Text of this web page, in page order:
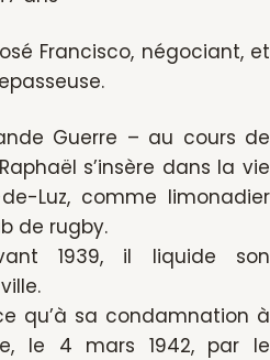
Francisco, négociant, et
Guerre – au cours de
s’insère dans la vie
Luz, comme limonadier
de rugby.
1939, il liquide son
qu’à sa condamnation à
le 4 mars 1942, par le